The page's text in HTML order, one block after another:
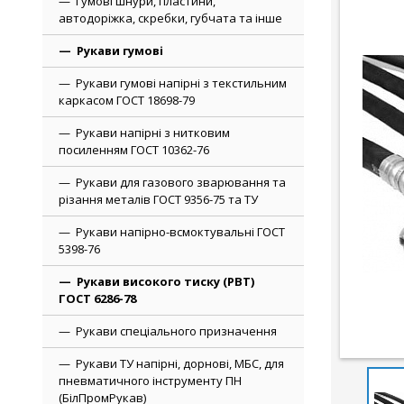
автодоріжка, скребки, губчата та інше
Рукави гумові
Рукави гумові напірні з текстильним
каркасом ГОСТ 18698-79
Рукави напірні з нитковим
посиленням ГОСТ 10362-76
Рукави для газового зварювання та
різання металів ГОСТ 9356-75 та ТУ
Рукави напірно-всмоктувальні ГОСТ
5398-76
Рукави високого тиску (РВТ)
ГОСТ 6286-78
Рукави спеціального призначення
Рукави ТУ напірні, дорнові, МБС, для
пневматичного інструменту ПН
(БілПромРукав)